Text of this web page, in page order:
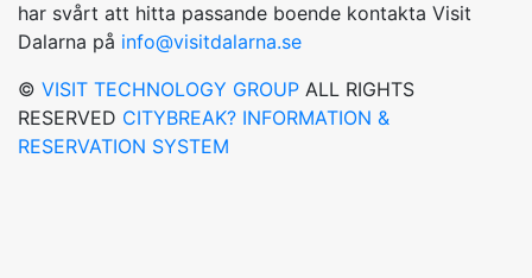
har svårt att hitta passande boende kontakta Visit
Dalarna på info@visitdalarna.se
© VISIT TECHNOLOGY GROUP ALL RIGHTS
RESERVED CITYBREAK? INFORMATION &
RESERVATION SYSTEM